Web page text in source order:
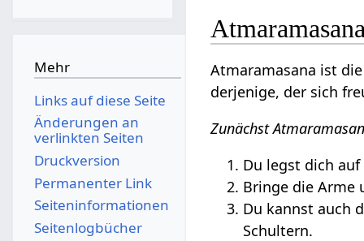
Atmaramasana ist
derjenige, der sich
Zunächst
Du legst dich auf
Bringe die Arme
Du kannst auch
Schultern.
Mehr
Links auf diese Seite
Änderungen an
verlinkten Seiten
Druckversion
Permanenter Link
Seiten­­informationen
Seitenlogbücher